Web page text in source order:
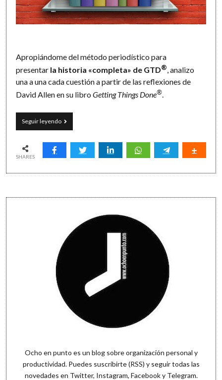
Apropiándome del método periodístico para
presentar la historia «completa» de GTD®, analizo
una a una cada cuestión a partir de las reflexiones de
David Allen en su libroGetting Things Done®.
Seguir leyendoLas
cinco
una
de
SHARES
Sidebar
Ocho en punto es un blog sobre organización personal y
productividad. Puedes suscribirte (RSS) y seguir todas las
novedades en Twitter, Instagram, Facebooky Telegram.